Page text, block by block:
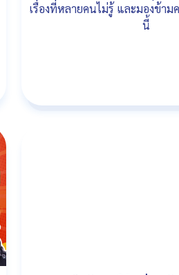
เรื่องที่หลายคนไม่รู้ และมองข้าม
นี้